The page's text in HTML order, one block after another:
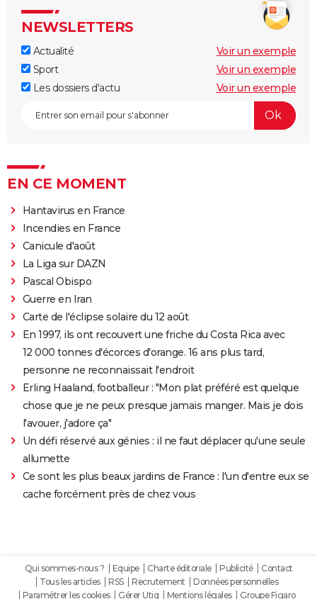
NEWSLETTERS
Actualité
Voir un exemple
Sport
Voir un exemple
Les dossiers d'actu
Voir un exemple
EN CE MOMENT
Hantavirus en France
Incendies en France
Canicule d'août
La Liga sur DAZN
Pascal Obispo
Guerre en Iran
Carte de l'éclipse solaire du 12 août
En 1997, ils ont recouvert une friche du Costa Rica avec
12 000 tonnes d'écorces d'orange. 16 ans plus tard,
personne ne reconnaissait l'endroit
Erling Haaland, footballeur : "Mon plat préféré est quelque
chose que je ne peux presque jamais manger. Mais je dois
l'avouer, j'adore ça"
Un défi réservé aux génies : il ne faut déplacer qu'une seule
allumette
Ce sont les plus beaux jardins de France : l'un d'entre eux se
cache forcément près de chez vous
Qui sommes-nous ? Equipe Charte éditoriale Publicité
Contact
Tous les articles
RSS Recrutement
Données personnelles
Paramétrer les cookies
Gérer Utiq Mentions légales Groupe Figaro